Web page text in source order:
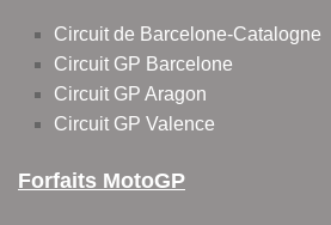
Circuit de Barcelone-Catalogne
Circuit GP Barcelone
Circuit GP Aragon
Circuit GP Valence
Forfaits MotoGP